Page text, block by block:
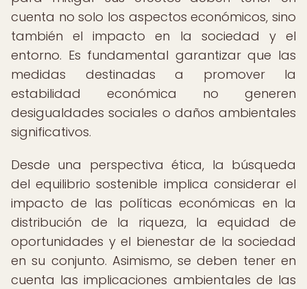
cuenta no solo los aspectos económicos, sino
también el impacto en la sociedad y el
entorno. Es fundamental garantizar que las
medidas destinadas a promover la
estabilidad económica no generen
desigualdades sociales o daños ambientales
significativos.
Desde una perspectiva ética, la búsqueda
del equilibrio sostenible implica considerar el
impacto de las políticas económicas en la
distribución de la riqueza, la equidad de
oportunidades y el bienestar de la sociedad
en su conjunto. Asimismo, se deben tener en
cuenta las implicaciones ambientales de las